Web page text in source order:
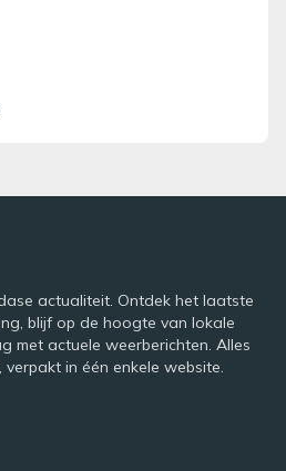
actualiteit. Ontdek het laatste
blijf op de hoogte van lokale
met actuele weerberichten. Alles
in één enkele website.